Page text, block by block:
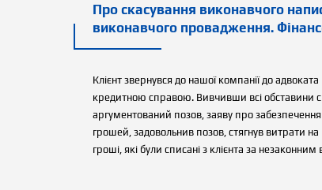
Про скасування виконавчого
виконавчого провадження.
Клієнт звернувся до нашої компанії до
кредитною справою. Вивчивши всі обставини
аргументований позов, заяву про
грошей, задовольнив позов, стягнув витрати
гроші, які були списані з клієнта за